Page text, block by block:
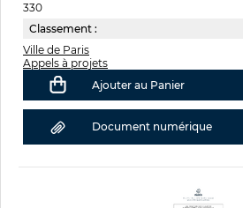
330
Classement :
Ville de Paris
Appels à projets
Ajouter au Panier
Document numérique